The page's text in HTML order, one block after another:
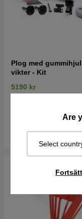
Are
Select
Plog med
vikter - Kit
5190 kr